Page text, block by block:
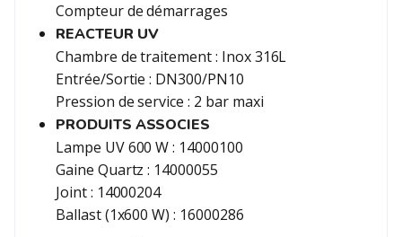
Compteur de démarrages
REACTEUR UV
Chambre de traitement : Inox 316L
Entrée/Sortie : DN300/PN10
Pression de service : 2 bar maxi
PRODUITS ASSOCIES
Lampe UV 600 W : 14000100
Gaine Quartz : 14000055
Joint : 14000204
Ballast (1x600 W) : 16000286